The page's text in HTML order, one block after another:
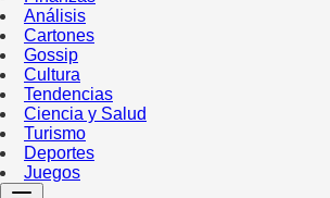
Análisis
Cartones
Gossip
Cultura
Tendencias
Ciencia y Salud
Turismo
Deportes
Juegos